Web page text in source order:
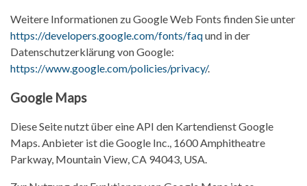
Weitere Informationen zu Google Web Fonts finden Sie unter
https://developers.google.com/fonts/faqund in der
Datenschutzerklärung von Google:
https://www.google.com/policies/privacy/.
Google Maps
Diese Seite nutzt über eine API den Kartendienst Google
Maps. Anbieter ist die Google Inc., 1600 Amphitheatre
Parkway, Mountain View, CA 94043, USA.